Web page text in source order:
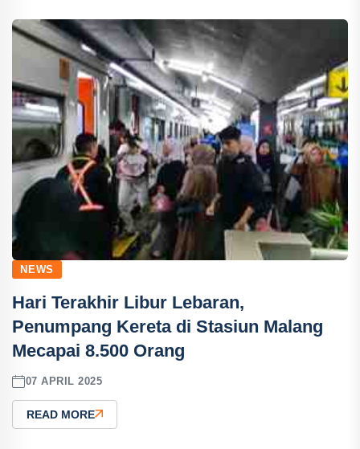
NEWS
Hari Terakhir Libur Lebaran,
Penumpang Kereta di Stasiun Malang
Mecapai 8.500 Orang
07 APRIL 2025
READ MORE